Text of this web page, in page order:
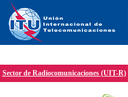
Sector de Radiocomunicaciones (UIT-R)